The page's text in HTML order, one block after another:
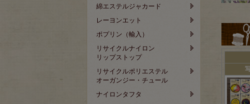
綿エステルジャカード
レーヨンエット
ポプリン（輸入）
リサイクルナイロン
リップストップ
リサイクルポリエステル
オーガンジー・チュール
ナイロンタフタ